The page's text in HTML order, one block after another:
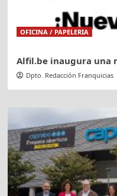
OFICINA / PAPELERIA
Alfil.be inaugura una
Dpto. Redacción Franquicias